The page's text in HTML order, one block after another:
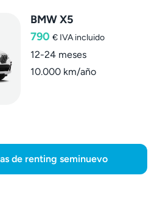
BMW X5
790 € IVA incluido
12-24 meses
10.000 km/año
de renting seminuevo